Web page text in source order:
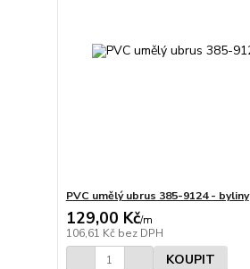
PVC umělý ubrus 385-9124 - byliny
129,00 Kč/m
106,61 Kč bez DPH
KOUPIT